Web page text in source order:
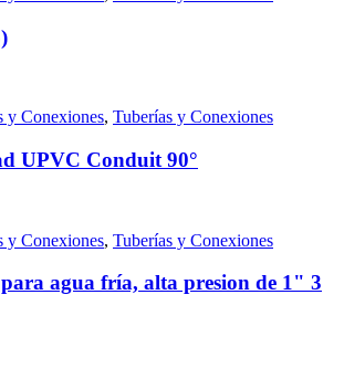
y Conexiones, Tuberías y Conexiones
UPVC Conduit 90°
y Conexiones, Tuberías y Conexiones
agua fría, alta presion de 1" 3